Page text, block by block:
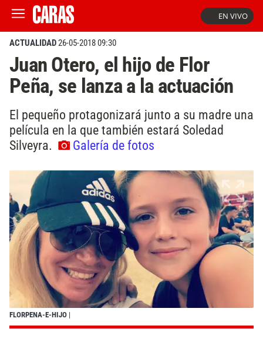
EN VIVO
ACTUALIDAD26-05-2018 09:30
Juan Otero, el hijo de Flor
Peña, se lanza a la actuación
El pequeño protagonizará junto a su madre una
película en la que también estará Soledad
Silveyra.
Galería de fotos
FLORPENA-E-HIJO |